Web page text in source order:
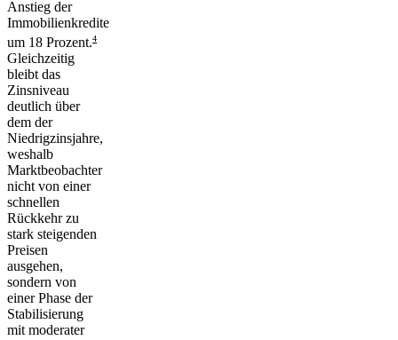
Anstieg der
Immobilienkredite
um 18 Prozent.4
Gleichzeitig
bleibt das
Zinsniveau
deutlich über
dem der
Niedrigzinsjahre,
weshalb
Marktbeobachter
nicht von einer
schnellen
Rückkehr zu
stark steigenden
Preisen
ausgehen,
sondern von
einerPhase der
Stabilisierung
mit moderater